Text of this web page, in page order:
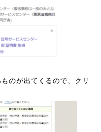
のが出てくるので、クリ